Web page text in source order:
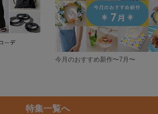
今月のおすすめ新作〜7月〜
特集一覧へ